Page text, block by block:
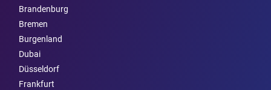
Brandenburg
Bremen
Burgen­land
Dubai
Düsseldorf
Frankfurt